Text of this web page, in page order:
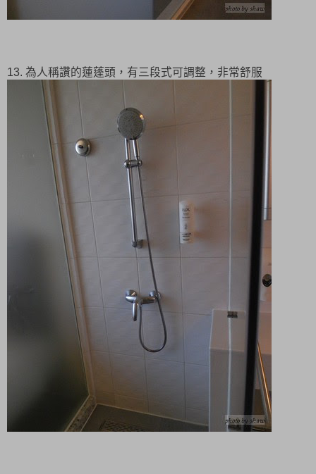
13. 為人稱讚的蓮蓬頭，有三段式可調整，非常舒服